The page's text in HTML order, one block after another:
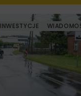
INWESTYCJE